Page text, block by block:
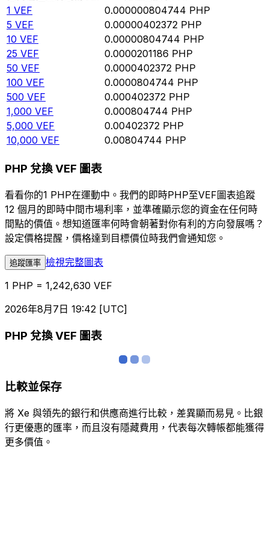
1 VEF 0.000000804744 PHP
5 VEF 0.00000402372 PHP
10 VEF 0.00000804744 PHP
25 VEF 0.0000201186 PHP
50 VEF 0.0000402372 PHP
100 VEF 0.0000804744 PHP
500 VEF 0.000402372 PHP
1,000 VEF 0.000804744 PHP
5,000 VEF 0.00402372 PHP
10,000 VEF 0.00804744 PHP
PHP 兌換 VEF 圖表
看看你的1 PHP在運動中。我們的即時PHP至VEF圖表追蹤
12 個月的即時中間市場利率，並準確顯示您的資金在任何時
間點的價值。想知道匯率何時會朝著對你有利的方向發展嗎？
設定價格提醒，價格達到目標價位時我們會通知您。
追蹤匯率 檢視完整圖表
1 PHP = 1,242,630 VEF
2026年8月7日 19:42 [UTC]
PHP 兌換 VEF 圖表
比較並保存
將 Xe 與領先的銀行和供應商進行比較，差異顯而易見。比銀
行更優惠的匯率，而且沒有隱藏費用，代表每次轉帳都能獲得
更多價值。